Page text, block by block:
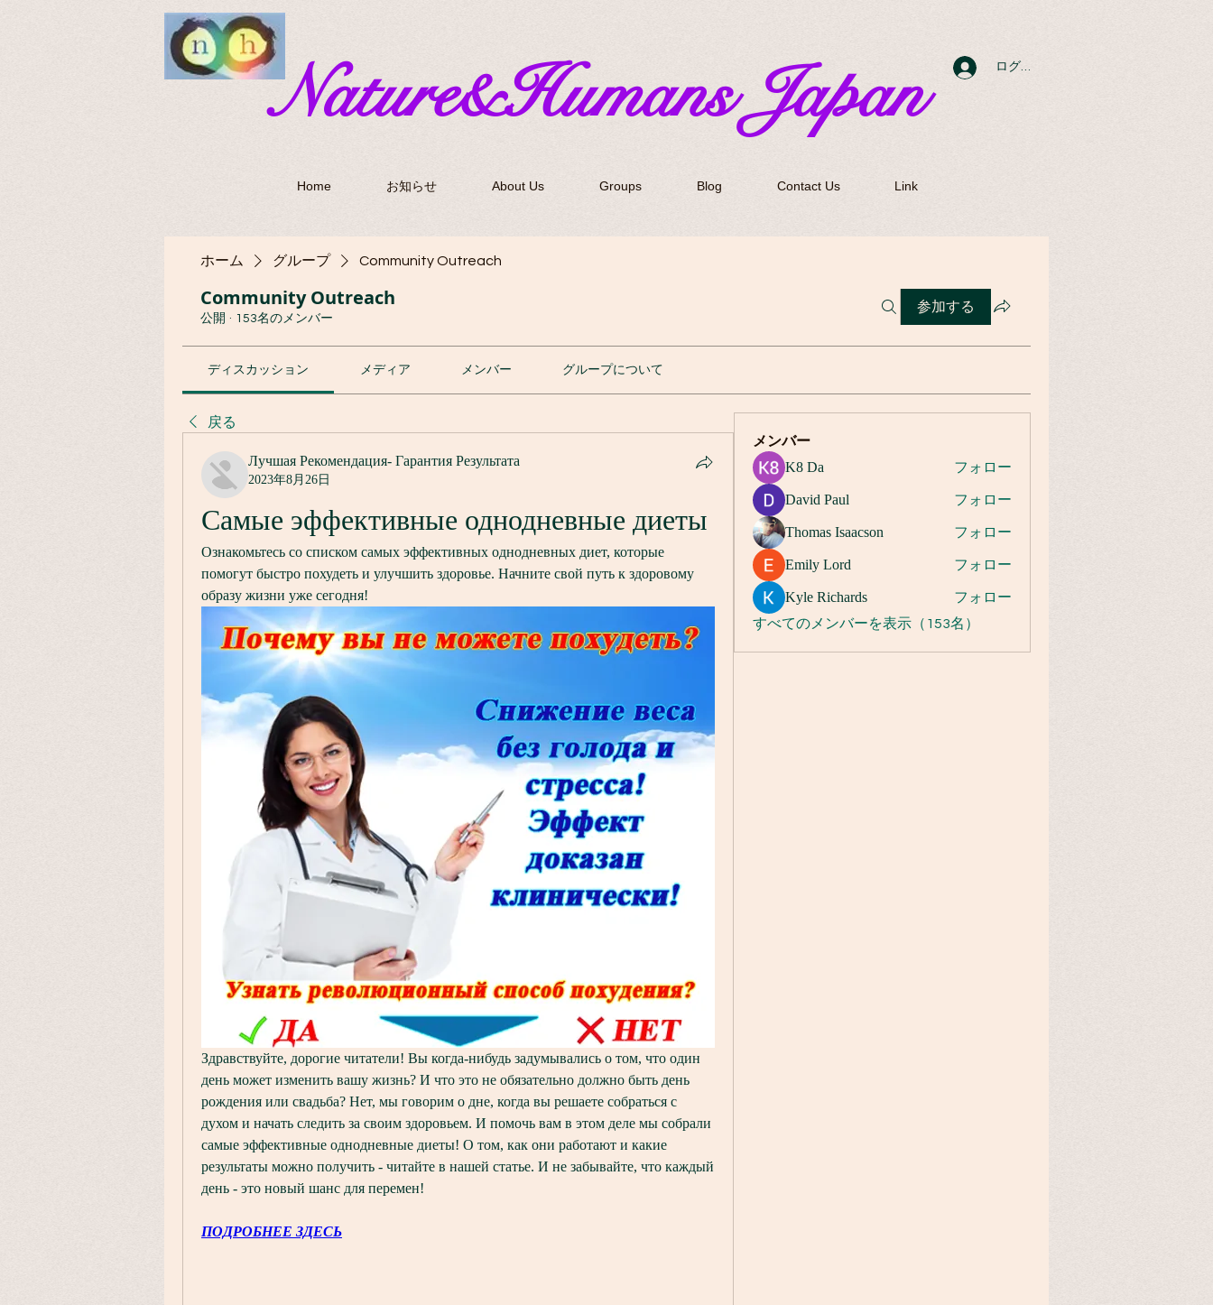
​Nature&Humans Japan ログイン
Home お知らせ About Us Groups Blog Contact Us Link
ホーム グループ Community Outreach
Community Outreach
公開 · 153名のメンバー
参加する
ディスカッション メディア メンバー グループについて
戻る
Лучшая Рекомендация- Гарантия Результата
2023年8月26日
Самые эффективные однодневные диеты
Ознакомьтесь со списком самых эффективных однодневных диет, которые
помогут быстро похудеть и улучшить здоровье. Начните свой путь к здоровому
образу жизни уже сегодня!
Здравствуйте, дорогие читатели! Вы когда-нибудь задумывались о том, что один
день может изменить вашу жизнь? И что это не обязательно должно быть день
рождения или свадьба? Нет, мы говорим о дне, когда вы решаете собраться с
духом и начать следить за своим здоровьем. И помочь вам в этом деле мы собрали
самые эффективные однодневные диеты! О том, как они работают и какие
результаты можно получить - читайте в нашей статье. И не забывайте, что каждый
день - это новый шанс для перемен!
ПОДРОБНЕЕ ЗДЕСЬ
メンバー
K8 Da フォロー
David Paul フォロー
Thomas Isaacson フォロー
Emily Lord フォロー
Kyle Richards
フォロー
すべてのメンバーを表示（153名）